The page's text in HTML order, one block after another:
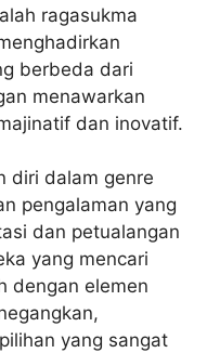
ragasukma
berbeda dari
menawarkan
dan inovatif.
diri dalam genre
pengalaman yang
dan petualangan
yang mencari
dengan elemen
yang sangat